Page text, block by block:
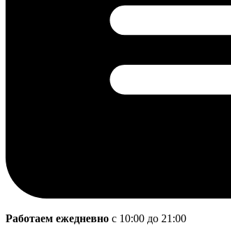
Работаем ежедневно с 10:00 до 21:00